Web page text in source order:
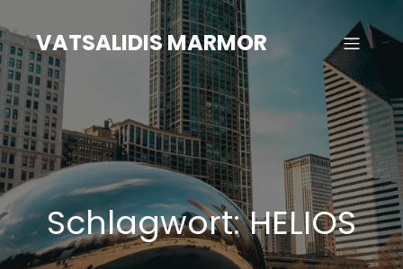
springenVATSALIDIS MARMOR
Schlagwort:HELIOS